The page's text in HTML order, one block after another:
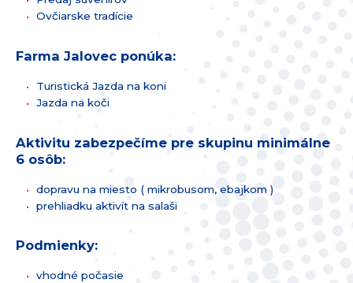
Ovčiarske tradície
Farma Jalovec ponúka:
Turistická Jazda na koni
Jazda na koči
Aktivitu zabezpečíme pre skupinu minimálne
6 osôb:
dopravu na miesto ( mikrobusom, ebajkom )
prehliadku aktivít na salaši
Podmienky:
vhodné počasie